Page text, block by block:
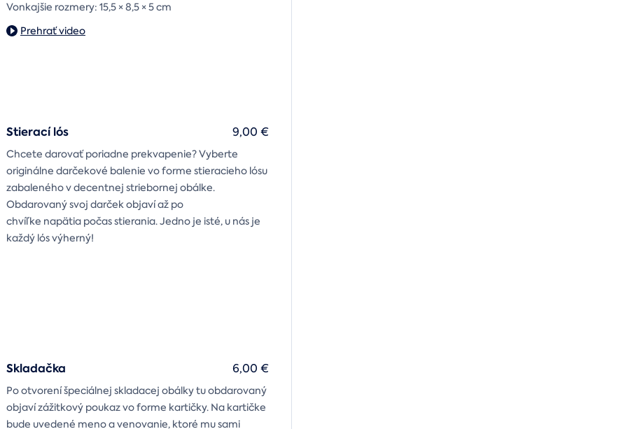
Vonkajšie rozmery: 15,5 × 8,5 × 5 cm
Prehrať video
Stierací lós
Chcete darovať poriadne prekvapenie? Vyberte
originálne darčekové balenie vo forme stieracieho lósu
zabaleného v decentnej striebornej obálke.
Obdarovaný svoj darček objaví až po
chvíľke napätia počas stierania. Jedno je isté, u nás je
každý lós výherný!
9,00 €
Skladačka
Po otvorení špeciálnej skladacej obálky tu obdarovaný
objaví zážitkový poukaz vo forme kartičky. Na kartičke
bude uvedené meno a venovanie, ktoré mu sami
6,00 €